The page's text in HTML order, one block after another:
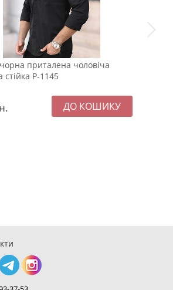
приталена чоловіча
стійка Р-1145